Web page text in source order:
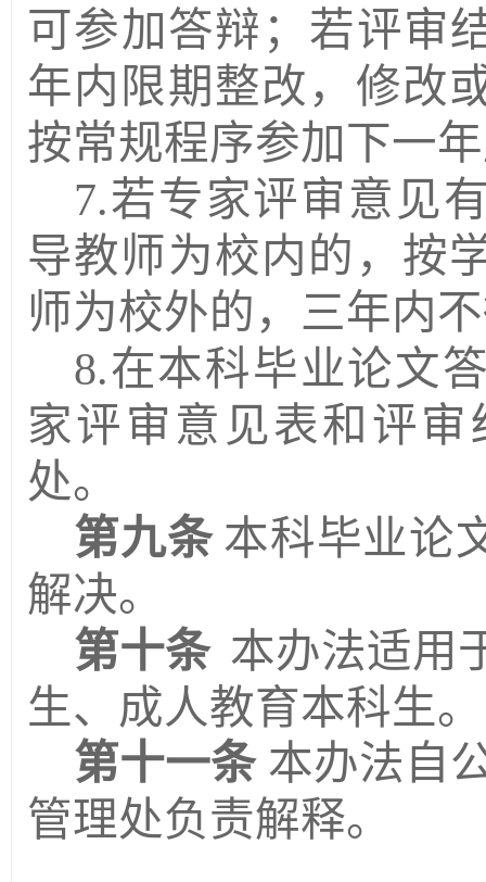
可参加答辩；若评审
年内限期整改，修改
按常规程序参加下一
7.若专家评审意见
导教师为校内的，按
师为校外的，三年内
8.在本科毕业论文
家评审意见表和评
处。
第九条 本科毕业论
解决。
第十条 本办法适用
生、成人教育本科生。
第十一条 本办法自
管理处负责解释。